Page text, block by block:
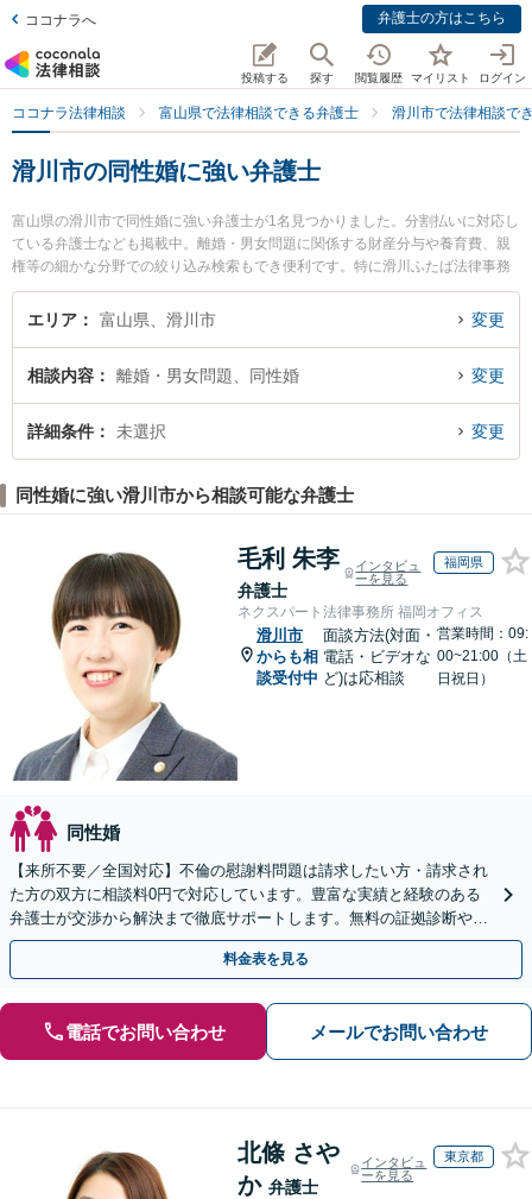
ココナラへ 弁護士の方はこちら
投稿する 探す 閲覧履歴 マイリスト ログイン
ココナラ法律相談 富山県で法律相談できる弁護士 滑川市で法律相談で
滑川市の同性婚に強い弁護士
富山県の滑川市で同性婚に強い弁護士が1名見つかりました。分割払いに対応し
ている弁護士なども掲載中。離婚・男女問題に関係する財産分与や養育費、親
権等の細かな分野での絞り込み検索もでき便利です。特に滑川ふたば法律事務
所の平岡 路子弁護士のプロフィール情報や弁護士費用、強みなどが注目されて
います。『滑川市で土日や夜間に発生した同性婚のトラブルを今すぐに弁護士
たい』などでお困りの相談者さんにおすすめです。
エリア 富山県、滑川市 変更
相談内容 離婚・男女問題、同性婚 変更
詳細条件 未選択 変更
同性婚に強い滑川市から相談可能な弁護士
毛利 朱李
弁護士
インタビュ
ーを見る
福岡県
ネクスパート法律事務所 福岡オフィス
滑川市
からも相
談受付中
面談方法(対面・
電話・ビデオな
ど)は応相談
営業時間：09:
00~21:00（土
日祝日）
同性婚
【来所不要／全国対応】不倫の慰謝料問題は請求したい方・請求され
た方の双方に相談料0円で対応しています。豊富な実績と経験のある
弁護士が交渉から解決まで徹底サポートします。無料の証拠診断や着
手金の返還保証もありますので安心してご相談ください。
料金表を見る
電話でお問い合わせ メールでお問い合わせ
北條 さや
か 弁護士
インタビュ
ーを見る
東京都